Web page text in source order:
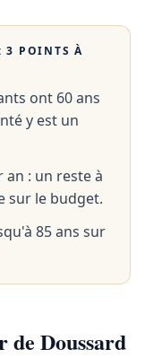
3 POINTS À
ont 60 ans
y est un
an : un reste à
sur le budget.
85 ans sur
de Doussard